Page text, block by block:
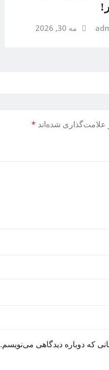
مه 30, 2026
شده‌اند *
که دوباره دیدگاهی می‌نویسم.